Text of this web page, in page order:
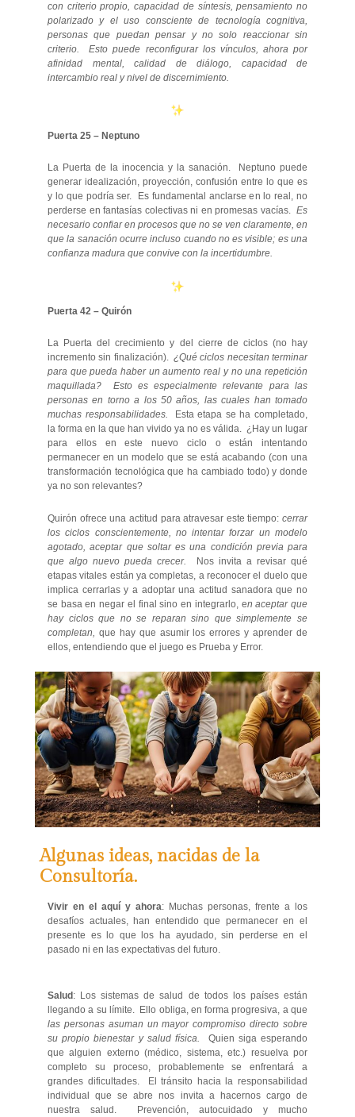
con criterio propio, capacidad de síntesis, pensamiento no
polarizado y el uso consciente de tecnología cognitiva,
personas que puedan pensar y no solo reaccionar sin
criterio. Esto puede reconfigurar los vínculos, ahora por
afinidad mental, calidad de diálogo, capacidad de
intercambio real y nivel de discernimiento.
Puerta 25 – Neptuno
La Puerta de la inocencia y la sanación. Neptuno puede
generar idealización, proyección, confusión entre lo que es
y lo que podría ser. Es fundamental anclarse en lo real, no
perderse en fantasías colectivas ni en promesas vacías. Es
necesario confiar en procesos que no se ven claramente, en
que la sanación ocurre incluso cuando no es visible; es una
confianza madura que convive con la incertidumbre.
Puerta 42 – Quirón
La Puerta del crecimiento y del cierre de ciclos (no hay
incremento sin finalización).¿Qué ciclos necesitan terminar
para que pueda haber un aumento real y no una repetición
maquillada?
Esto es especialmente relevante para las
personas en torno a los 50 años, las cuales han tomado
muchas responsabilidades. Esta etapa se ha completado,
la forma en la que han vivido ya no es válida. ¿Hay un lugar
para ellos en este nuevo ciclo o están intentando
permanecer en un modelo que se está acabando (con una
transformación tecnológica que ha cambiado todo) y donde
ya no son relevantes?
Quirón ofrece una actitud para atravesar este tiempo: cerrar
los ciclos conscientemente, no intentar forzar un modelo
agotado, aceptar que soltar es una condición previa para
que algo nuevo pueda crecer. Nos invita a revisar qué
etapas vitales están ya completas, a reconocer el duelo que
implica cerrarlas y a adoptar una actitud sanadora que no
se basa en negar el final sino en integrarlo, en aceptar que
hay ciclos que no se reparan sino que simplemente se
completan, que hay que asumir los errores y aprender de
ellos, entendiendo que el juego es Prueba y Error.
Algunas ideas, nacidas de la
Consultoría.
Vivir en el aquí y ahora: Muchas personas, frente a los
desafíos actuales, han entendido que permanecer en el
presente es lo que los ha ayudado, sin perderse en el
pasado ni en las expectativas del futuro.
Salud : Los sistemas de salud de todos los países están
llegando a su límite. Ello obliga, en forma progresiva, a que
las personas asuman un mayor compromiso directo sobre
su propio bienestar y salud física. Quien siga esperando
que alguien externo (médico, sistema, etc.) resuelva por
completo su proceso, probablemente se enfrentará a
grandes dificultades. El tránsito hacia la responsabilidad
individual que se abre nos invita a hacernos cargo de
nuestra salud. Prevención, autocuidado y mucho